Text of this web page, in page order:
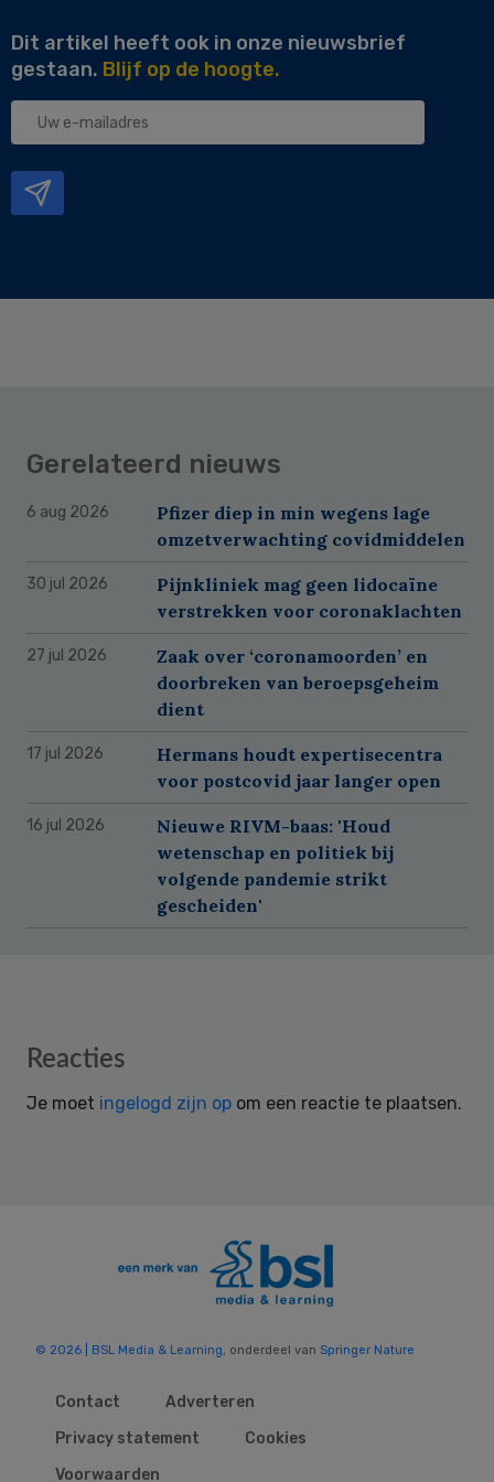
Dit artikel heeft ook in onze nieuwsbrief
gestaan. Blijf op de hoogte.
Uw
Gerelateerd nieuws
6 aug 2026
Pfizer diep in min wegens lage
omzetverwachting covidmiddelen
30 jul 2026
Pijnkliniek mag geen lidocaïne
verstrekken voor coronaklachten
27 jul 2026
Zaak over ‘coronamoorden’ en
doorbreken van beroepsgeheim
dient
17 jul 2026
Hermans houdt expertisecentra
voor postcovid jaar langer open
16 jul 2026
Nieuwe RIVM-baas: 'Houd
wetenschap en politiek bij
volgende pandemie strikt
gescheiden'
Reader
Reacties
Je moet ingelogd zijn op om een reactie te plaatsen.
© 2026 | BSL Media & Learning , onderdeel van Springer Nature
Contact
Adverteren
Privacy statement
Cookies
Voorwaarden